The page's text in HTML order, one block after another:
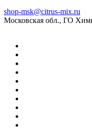
shop-msk@citrus-mix.ru
Московская обл., ГО